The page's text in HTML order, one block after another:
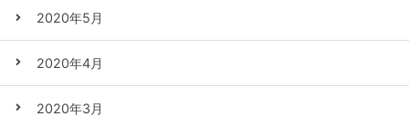
2020年5月
2020年4月
2020年3月